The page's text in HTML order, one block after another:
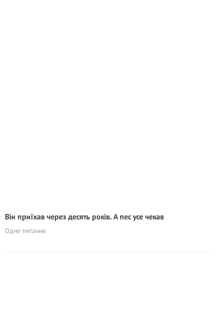
Він приїхав через десять років. А пес усе чекав
Одне питання